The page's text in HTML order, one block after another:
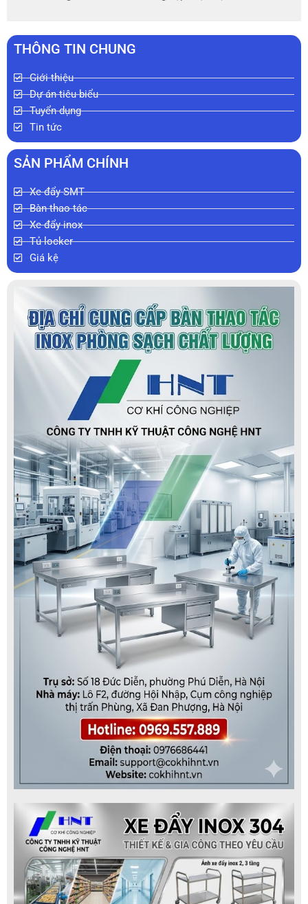
THÔNG TIN CHUNG
Giới thiệu
Dự án tiêu biểu
Tuyển dụng
Tin tức
SẢN PHẨM CHÍNH
Xe đẩy SMT
Bàn thao tác
Xe đẩy inox
Tủ locker
Giá kệ